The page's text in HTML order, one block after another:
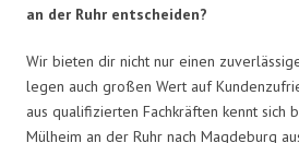
an der Ruhr entscheiden?
Wir bieten dir nicht nur einen
legen auch großen Wert auf
aus qualifizierten Fachkräften kennt sich
Mülheim an der Ruhr nach Magdeburg